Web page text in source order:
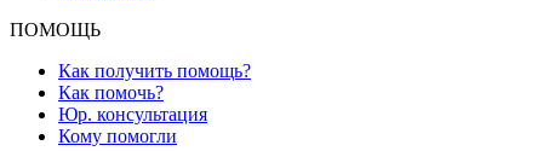
ПОМОЩЬ
Как получить помощь?
Как помочь?
Юр. консультация
Кому помогли